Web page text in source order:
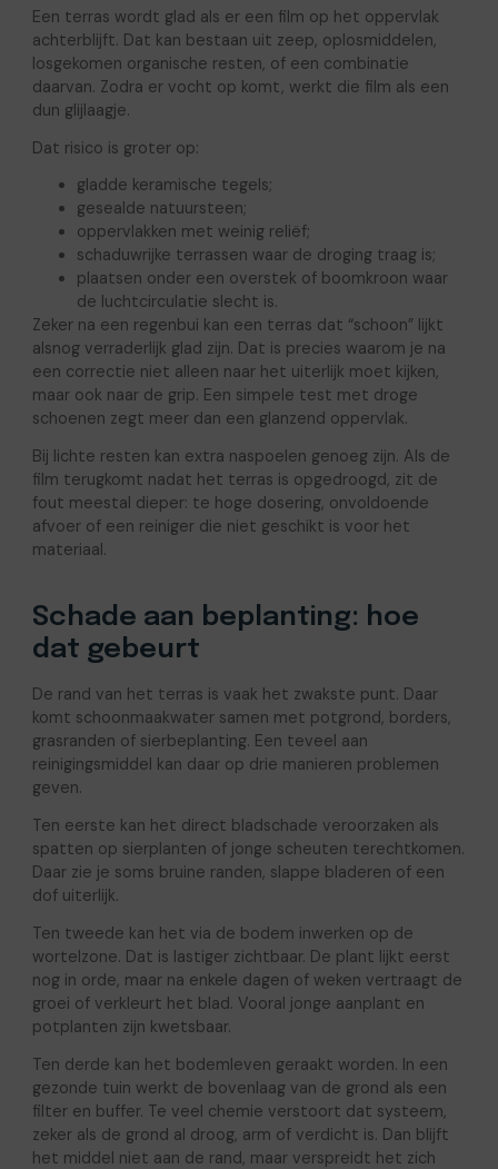
Een terras wordt glad als er een film op het oppervlak
achterblijft. Dat kan bestaan uit zeep, oplosmiddelen,
losgekomen organische resten, of een combinatie
daarvan. Zodra er vocht op komt, werkt die film als een
dun glijlaagje.
Dat risico is groter op:
gladde keramische tegels;
gesealde natuursteen;
oppervlakken met weinig reliëf;
schaduwrijke terrassen waar de droging traag is;
plaatsen onder een overstek of boomkroon waar
de luchtcirculatie slecht is.
Zeker na een regenbui kan een terras dat “schoon” lijkt
alsnog verraderlijk glad zijn. Dat is precies waarom je na
een correctie niet alleen naar het uiterlijk moet kijken,
maar ook naar de grip. Een simpele test met droge
schoenen zegt meer dan een glanzend oppervlak.
Bij lichte resten kan extra naspoelen genoeg zijn. Als de
film terugkomt nadat het terras is opgedroogd, zit de
fout meestal dieper: te hoge dosering, onvoldoende
afvoer of een reiniger die niet geschikt is voor het
materiaal.
Schade aan beplanting: hoe
dat gebeurt
De rand van het terras is vaak het zwakste punt. Daar
komt schoonmaakwater samen met potgrond, borders,
grasranden of sierbeplanting. Een teveel aan
reinigingsmiddel kan daar op drie manieren problemen
geven.
Ten eerste kan het direct bladschade veroorzaken als
spatten op sierplanten of jonge scheuten terechtkomen.
Daar zie je soms bruine randen, slappe bladeren of een
dof uiterlijk.
Ten tweede kan het via de bodem inwerken op de
wortelzone. Dat is lastiger zichtbaar. De plant lijkt eerst
nog in orde, maar na enkele dagen of weken vertraagt de
groei of verkleurt het blad. Vooral jonge aanplant en
potplanten zijn kwetsbaar.
Ten derde kan het bodemleven geraakt worden. In een
gezonde tuin werkt de bovenlaag van de grond als een
filter en buffer. Te veel chemie verstoort dat systeem,
zeker als de grond al droog, arm of verdicht is. Dan blijft
het middel niet aan de rand, maar verspreidt het zich